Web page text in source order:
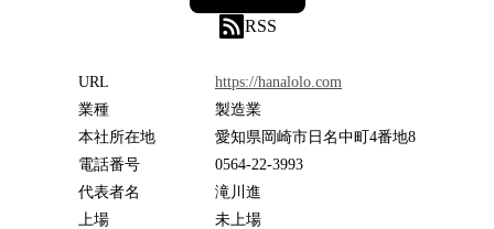
RSS
URL
https://hanalolo.com
業種
製造業
本社所在地
愛知県岡崎市日名中町4番地8
電話番号
0564-22-3993
代表者名
滝川進
上場
未上場